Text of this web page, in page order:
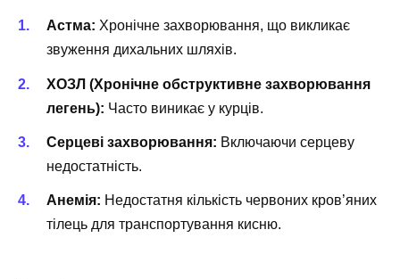
Астма: Хронічне захворювання, що викликає
звуження дихальних шляхів.
ХОЗЛ (Хронічне обструктивне захворювання
легень): Часто виникає у курців.
Серцеві захворювання: Включаючи серцеву
недостатність.
Анемія: Недостатня кількість червоних кров’яних
тілець для транспортування кисню.